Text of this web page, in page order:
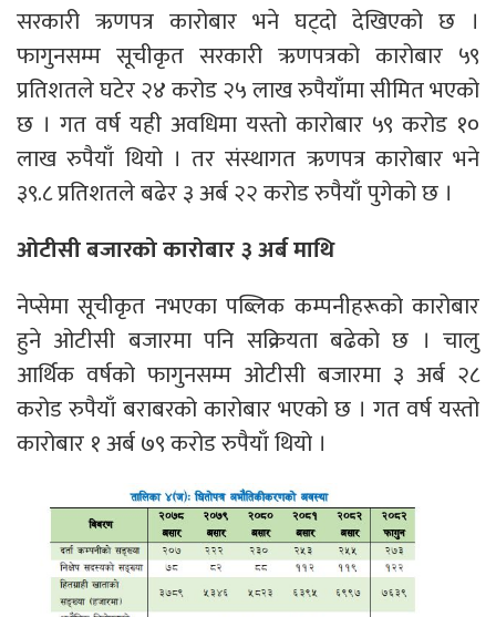
सरकारी ऋणपत्र कारोबार भने घट्दो देखिएको छ ।
फागुनसम्म सूचीकृत सरकारी ऋणपत्रको कारोबार ५९
प्रतिशतले घटेर २४ करोड २५ लाख रुपैयाँमा सीमित भएको
छ । गत वर्ष यही अवधिमा यस्तो कारोबार ५९ करोड १०
लाख रुपैयाँ थियो । तर संस्थागत ऋणपत्र कारोबार भने
३९.८ प्रतिशतले बढेर ३ अर्ब २२ करोड रुपैयाँ पुगेको छ ।
ओटीसी बजारको कारोबार ३ अर्ब माथि
नेप्सेमा सूचीकृत नभएका पब्लिक कम्पनीहरूको कारोबार
हुने ओटीसी बजारमा पनि सक्रियता बढेको छ । चालु
आर्थिक वर्षको फागुनसम्म ओटीसी बजारमा ३ अर्ब २८
करोड रुपैयाँ बराबरको कारोबार भएको छ । गत वर्ष यस्तो
कारोबार १ अर्ब ७९ करोड रुपैयाँ थियो ।